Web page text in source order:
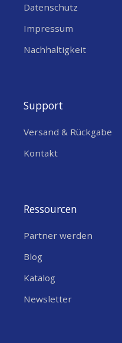
Datenschutz
Impressum
Nachhaltigkeit
Support
Versand & Rückgabe
Kontakt
Ressourcen
Partner werden
Blog
Katalog
Newsletter